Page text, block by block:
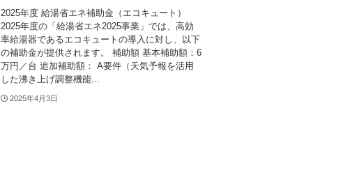
2025年度 給湯省エネ補助金（エコキュート）
2025年度の「給湯省エネ2025事業」では、高効
率給湯器であるエコキュートの導入に対し、以下
の補助金が提供されます。 補助額 基本補助額：6
万円／台 追加補助額： A要件（天気予報を活用
した沸き上げ調整機能...
2025年4月3日